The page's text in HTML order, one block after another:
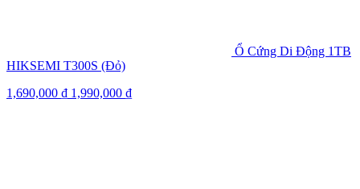
Ổ Cứng Di Động 1TB
HIKSEMI T300S (Đỏ)
1,690,000 ₫ 1,990,000 ₫